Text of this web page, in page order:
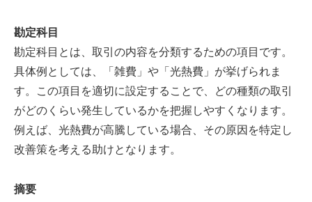
勘定科目
勘定科目とは、取引の内容を分類するための項目です。
具体例としては、「雑費」や「光熱費」が挙げられま
す。この項目を適切に設定することで、どの種類の取引
がどのくらい発生しているかを把握しやすくなります。
例えば、光熱費が高騰している場合、その原因を特定し
改善策を考える助けとなります。
摘要